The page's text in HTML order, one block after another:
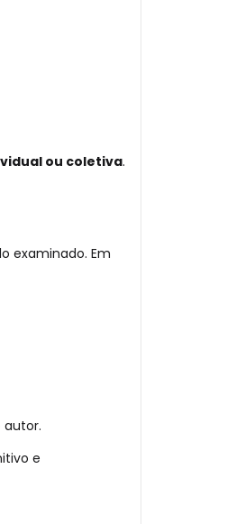
ou coletiva.
examinado. Em
autor.
e